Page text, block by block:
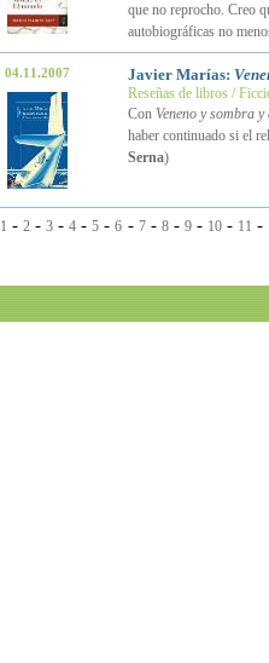
que no reprocho. Creo
autobiográficas no
04.11.2007 Javier Marías:
Reseñas de libros /
Con Veneno y sombra y
haber continuado si el
Serna)
1 -2 -3 -4 -5 -6 - 7- 8- 9- 10- 11 -